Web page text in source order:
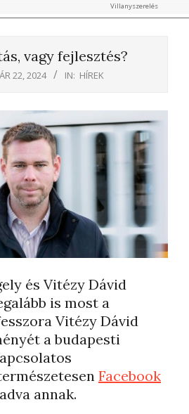
Villanyszerelés
vagy fejlesztés?
22, 2024 IN: HÍREK
és Vitézy Dávid
is most a
Vitézy Dávid
a budapesti
Facebook
annak.